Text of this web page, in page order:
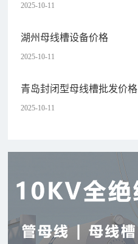
2025-10-11
湖州母线槽设备价格
2025-10-11
青岛封闭型母线槽批发价格
2025-10-11